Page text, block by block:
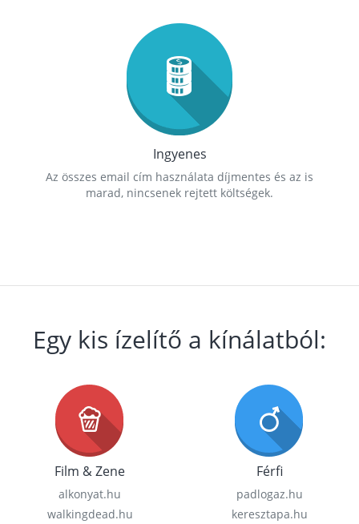
Ingyenes
Az összes email cím használata díjmentes és az is
marad, nincsenek rejtett költségek.
Egy kis ízelítő a kínálatból:
Film & Zene
alkonyat.hu
walkingdead.hu
Férfi
padlogaz.hu
keresztapa.hu